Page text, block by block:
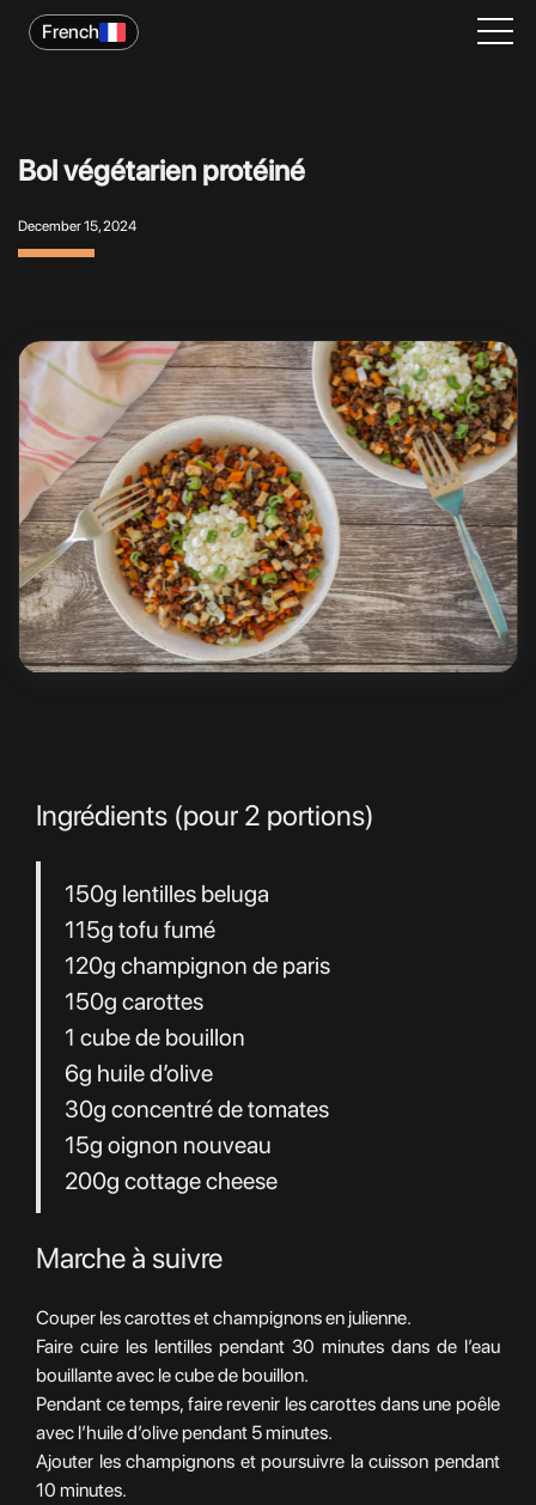
Bol végétarien protéiné
December 15, 2024
Ingrédients (pour 2 portions)
150g lentilles beluga
115g tofu fumé
120g champignon de paris
150g carottes
1 cube de bouillon
6g huile d’olive
30g concentré de tomates
15g oignon nouveau
200g cottage cheese
Marche à suivre
Couper les carottes et champignons en julienne.
Faire cuire les lentilles pendant 30 minutes dans de l’eau
bouillante avec le cube de bouillon.
Pendant ce temps, faire revenir les carottes dans une poêle
avec l’huile d’olive pendant 5 minutes.
Ajouter les champignons et poursuivre la cuisson pendant
10 minutes.
French